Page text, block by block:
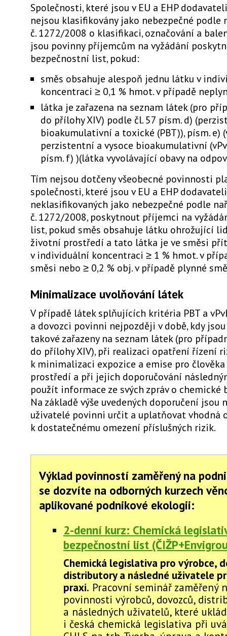
Společnosti, které jsou v EU a EHP
nejsou klasifikovány jako nebezpečné podle
č. 1272/2008 o klasifikaci, označování a
jsou povinny příjemcům na vyžádání
bezpečnostní list, pokud:
směs obsahuje alespoň jednu látku v
koncentraci ≥ 0,1 % hmot. v případě
látka je zařazena na seznam látek (pro
do přílohy XIV) podle čl. 57 písm. d)
bioakumulativní a toxické (PBT)), písm. e)
perzistentní a vysoce bioakumulativní
písm. f) )(látka vyvolávající obavy na
Tím nejsou dotčeny všeobecné povinnosti
společnosti, které jsou v EU a EHP
neklasifikovaných jako nebezpečné podle
č. 1272/2008, poskytnout příjemci na
list, pokud směs obsahuje látku ohrožující
životní prostředí a tato látka je ve směsi
v individuální koncentraci ≥ 1 % hmot. v
směsi nebo ≥ 0,2 % obj. v případě plynné
Minimalizace uvolňování látek
V případě látek splňujících kritéria PBT a
a dovozci povinni nejpozději v době, kdy
takové zařazeny na seznam látek (pro
do přílohy XIV), při realizaci opatření řízení
k minimalizaci expozice a emise pro
prostředí a při jejich doporučování
použít informace ze svých zpráv o chemické
Na základě výše uvedených doporučení jsou
uživatelé povinni určit a uplatňovat vhodná
k dostatečnému omezení příslušných rizik.
Výklad povinností zaměřený na
se dozvíte na odborných kurzech
aplikované podnikové ekologii:
2-denní kurz: Chemická
bezpečnostní list
Chemická legislativa pro výrobce,
distributory a následné uživatele
praxi. Pracovní seminář zaměřený
povinnosti výrobců, dovozců,
a následných uživatelů, které
i česká chemická legislativa při